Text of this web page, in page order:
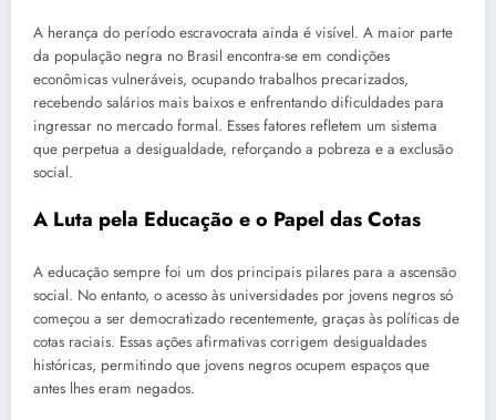
A herança do período escravocrata ainda é visível. A maior parte
da população negra no Brasil encontra-se em condições
econômicas vulneráveis, ocupando trabalhos precarizados,
recebendo salários mais baixos e enfrentando dificuldades para
ingressar no mercado formal. Esses fatores refletem um sistema
que perpetua a desigualdade, reforçando a pobreza e a exclusão
social.
A Luta pela Educação e o Papel das Cotas
A educação sempre foi um dos principais pilares para a ascensão
social. No entanto, o acesso às universidades por jovens negros só
começou a ser democratizado recentemente, graças às políticas de
cotas raciais. Essas ações afirmativas corrigem desigualdades
históricas, permitindo que jovens negros ocupem espaços que
antes lhes eram negados.